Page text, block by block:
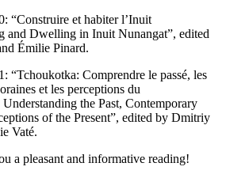
“Construire et habiter l’Inuit
and Dwelling in Inuit Nunangat”, edited
Émilie Pinard.
“Tchoukotka: Comprendre le passé, les
et les perceptions du
the Past, Contemporary
of the Present”, edited by Dmitriy
Vaté.
a pleasant and informative reading!